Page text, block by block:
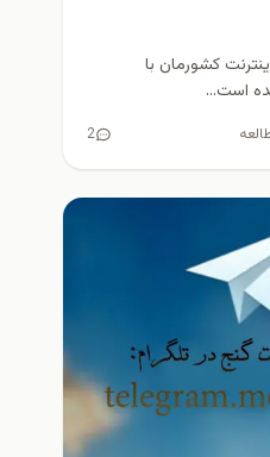
کشورمان با
است...
2